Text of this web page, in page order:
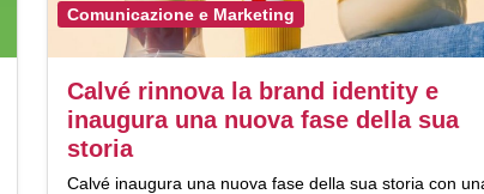
Comunicazione e Marketing
Calvé rinnova la brand identity e
inaugura una nuova fase della sua
storia
Calvé inaugura una nuova fase della sua storia con